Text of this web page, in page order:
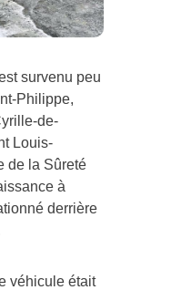
survenu peu
Philippe,
de-
Louis-
de la Sûreté
à
derrière
véhicule était